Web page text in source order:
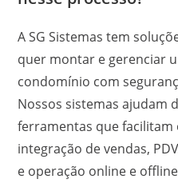
A SG Sistemas tem
quer montar e gerenciar
condomínio com
Nossos sistemas ajudam
ferramentas que
integração de vendas,
e operação online e